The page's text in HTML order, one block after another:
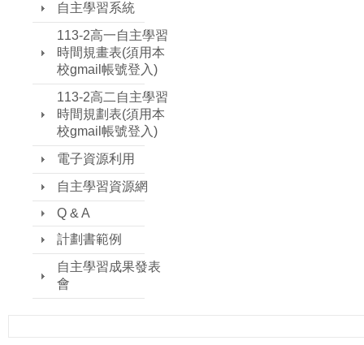
自主學習系統
113-2高一自主學習
時間規畫表(須用本
校gmail帳號登入)
113-2高二自主學習
時間規劃表(須用本
校gmail帳號登入)
電子資源利用
自主學習資源網
Q & A
計劃書範例
自主學習成果發表
會